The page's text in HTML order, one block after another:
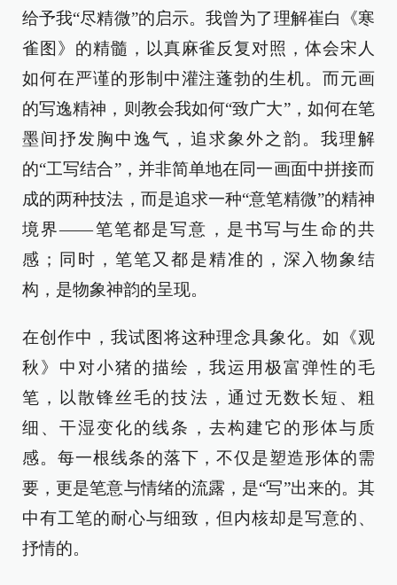
给予我“尽精微”的启示。我曾为了理解崔白《寒
雀图》的精髓，以真麻雀反复对照，体会宋人
如何在严谨的形制中灌注蓬勃的生机。而元画
的写逸精神，则教会我如何“致广大”，如何在笔
墨间抒发胸中逸气，追求象外之韵。我理解
的“工写结合”，并非简单地在同一画面中拼接而
成的两种技法，而是追求一种“意笔精微”的精神
境界——笔笔都是写意，是书写与生命的共
感；同时，笔笔又都是精准的，深入物象结
构，是物象神韵的呈现。
在创作中，我试图将这种理念具象化。如《观
秋》中对小猪的描绘，我运用极富弹性的毛
笔，以散锋丝毛的技法，通过无数长短、粗
细、干湿变化的线条，去构建它的形体与质
感。每一根线条的落下，不仅是塑造形体的需
要，更是笔意与情绪的流露，是“写”出来的。其
中有工笔的耐心与细致，但内核却是写意的、
抒情的。